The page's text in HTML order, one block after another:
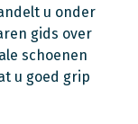
u onder
gids over
schoenen
u goed grip